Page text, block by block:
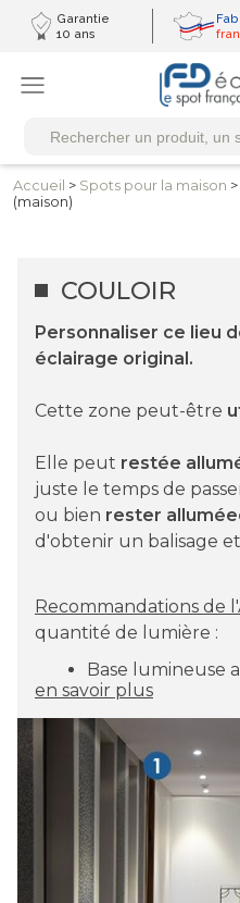
Garantie
10 ans
Accueil > Spots pour la maison >
(maison)
COULOIR
Personnaliser ce lieu
éclairage original.
Cette zone peut-être
Elle peut restée
juste le temps de
ou bien rester
d'obtenir un balisage
Recommandations de
quantité de lumière :
Base lumineuse
en savoir plus